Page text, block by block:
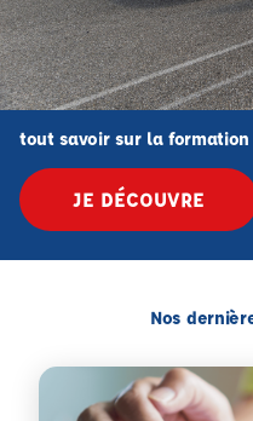
tout savoir sur la formation
JE DÉCOUVRE
Nos